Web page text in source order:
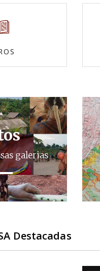
galerias
Destacadas